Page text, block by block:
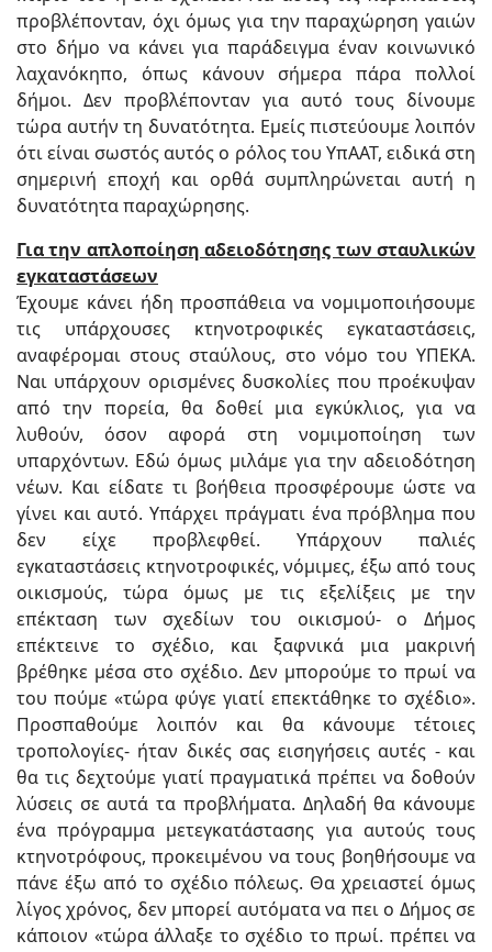
προβλέπονταν, όχι όμως για την παραχώρηση γαιών
στο δήμο να κάνει για παράδειγμα έναν κοινωνικό
λαχανόκηπο, όπως κάνουν σήμερα πάρα πολλοί
δήμοι. Δεν προβλέπονταν για αυτό τους δίνουμε
τώρα αυτήν τη δυνατότητα. Εμείς πιστεύουμε λοιπόν
ότι είναι σωστός αυτός ο ρόλος του ΥπΑΑΤ, ειδικά στη
σημερινή εποχή και ορθά συμπληρώνεται αυτή η
δυνατότητα παραχώρησης.
Για την απλοποίηση αδειοδότησης των σταυλικών
εγκαταστάσεων
Έχουμε κάνει ήδη προσπάθεια να νομιμοποιήσουμε
τις υπάρχουσες κτηνοτροφικές εγκαταστάσεις,
αναφέρομαι στους σταύλους, στο νόμο του ΥΠΕΚΑ.
Ναι υπάρχουν ορισμένες δυσκολίες που προέκυψαν
από την πορεία, θα δοθεί μια εγκύκλιος, για να
λυθούν, όσον αφορά στη νομιμοποίηση των
υπαρχόντων. Εδώ όμως μιλάμε για την αδειοδότηση
νέων. Και είδατε τι βοήθεια προσφέρουμε ώστε να
γίνει και αυτό. Υπάρχει πράγματι ένα πρόβλημα που
δεν είχε προβλεφθεί. Υπάρχουν παλιές
εγκαταστάσεις κτηνοτροφικές, νόμιμες, έξω από τους
οικισμούς, τώρα όμως με τις εξελίξεις με την
επέκταση των σχεδίων του οικισμού- ο Δήμος
επέκτεινε το σχέδιο, και ξαφνικά μια μακρινή
βρέθηκε μέσα στο σχέδιο. Δεν μπορούμε το πρωί να
του πούμε «τώρα φύγε γιατί επεκτάθηκε το σχέδιο».
Προσπαθούμε λοιπόν και θα κάνουμε τέτοιες
τροπολογίες- ήταν δικές σας εισηγήσεις αυτές - και
θα τις δεχτούμε γιατί πραγματικά πρέπει να δοθούν
λύσεις σε αυτά τα προβλήματα. Δηλαδή θα κάνουμε
ένα πρόγραμμα μετεγκατάστασης για αυτούς τους
κτηνοτρόφους, προκειμένου να τους βοηθήσουμε να
πάνε έξω από το σχέδιο πόλεως. Θα χρειαστεί όμως
λίγος χρόνος, δεν μπορεί αυτόματα να πει ο Δήμος σε
κάποιον «τώρα άλλαξε το σχέδιο το πρωί. πρέπει να